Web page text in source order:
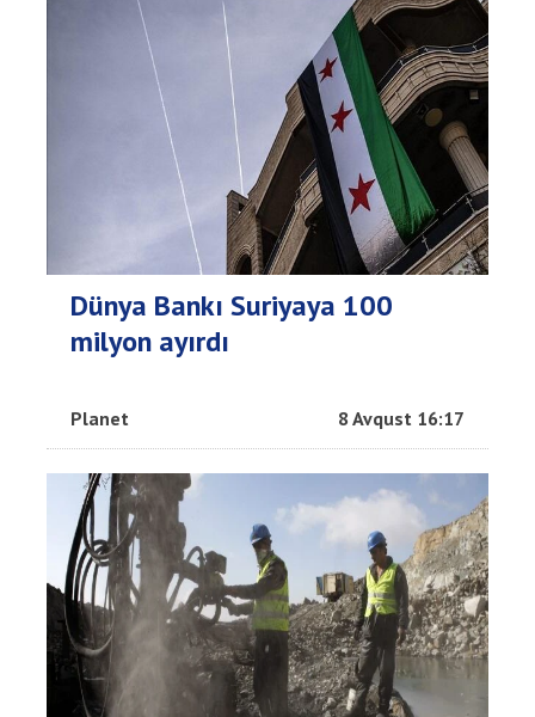
Dünya Bankı Suriyaya 100
milyon ayırdı
Planet 8 Avqust 16:17